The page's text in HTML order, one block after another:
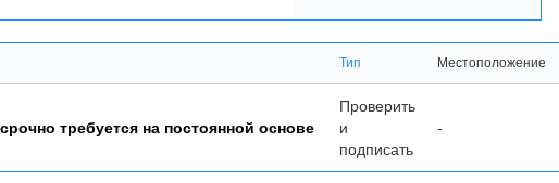
Тип Местоположение
требуется на постоянной основе
Проверить
и
подписать
-